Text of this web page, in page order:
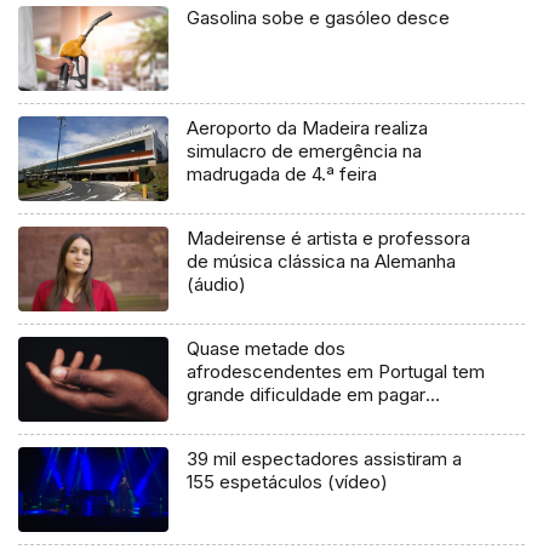
Gasolina sobe e gasóleo desce
Aeroporto da Madeira realiza
simulacro de emergência na
madrugada de 4.ª feira
Madeirense é artista e professora
de música clássica na Alemanha
(áudio)
Quase metade dos
afrodescendentes em Portugal tem
grande dificuldade em pagar
39 mil espectadores assistiram a
155 espetáculos (vídeo)